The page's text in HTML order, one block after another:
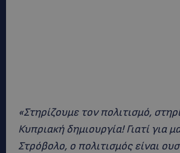
«Στηρίζουμε τον πολιτισμό,
Κυπριακή δημιουργία! Γιατί για
Στρόβολο, ο πολιτισμός είναι